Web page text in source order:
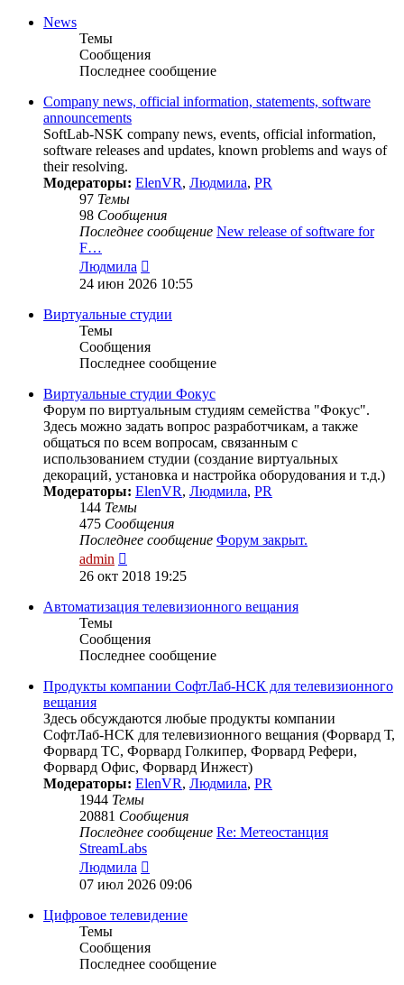
News
Темы
Сообщения
Последнее сообщение
Company news, official information, statements, software
announcements
SoftLab-NSK company news, events, official information,
software releases and updates, known problems and ways of
their resolving.
Модераторы: ElenVR, Людмила, PR
97 Темы
98 Сообщения
Последнее сообщение New release of software for
F…
Людмила
к
сообщению
24 июн 2026 10:55
Виртуальные студии
Темы
Сообщения
Последнее сообщение
Виртуальные студии Фокус
Форум по виртуальным студиям семейства "Фокус".
Здесь можно задать вопрос разработчикам, а также
общаться по всем вопросам, связанным с
использованием студии (создание виртуальных
декораций, установка и настройка оборудования и т.д.)
Модераторы: ElenVR, Людмила, PR
144 Темы
475 Сообщения
Последнее сообщение Форум закрыт.
admin
к
сообщению
26 окт 2018 19:25
Автоматизация телевизионного вещания
Темы
Сообщения
Последнее сообщение
Продукты компании СофтЛаб-НСК для телевизионного
вещания
Здесь обсуждаются любые продукты компании
СофтЛаб-НСК для телевизионного вещания (Форвард Т,
Форвард ТС, Форвард Голкипер, Форвард Рефери,
Форвард Офис, Форвард Инжест)
Модераторы: ElenVR, Людмила, PR
1944 Темы
20881 Сообщения
Последнее сообщение Re: Метеостанция
StreamLabs
Людмила
к
сообщению
07 июл 2026 09:06
Цифровое телевидение
Темы
Сообщения
Последнее сообщение